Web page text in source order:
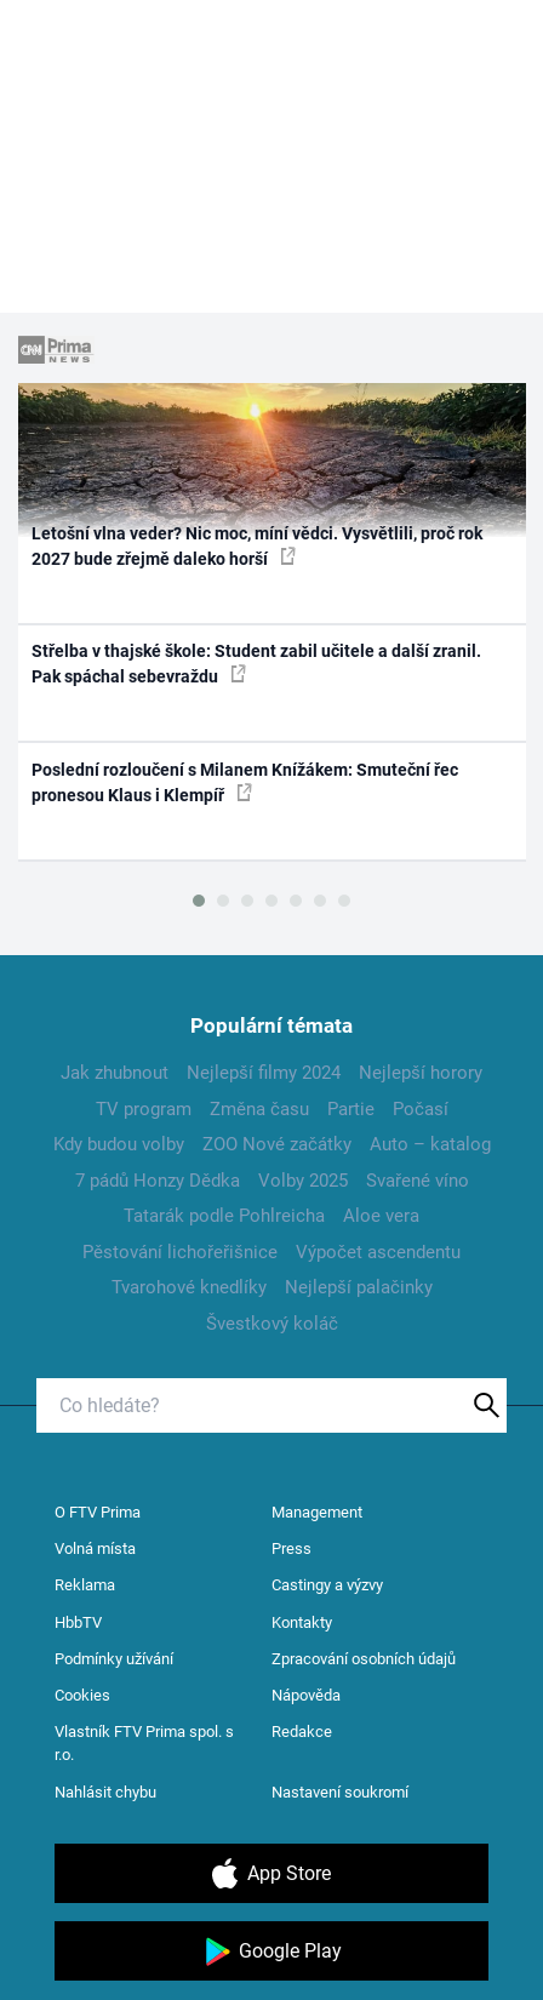
Letošní vlna veder? Nic moc, míní vědci. Vysvětlili, proč rok
2027 bude zřejmě daleko horší
Střelba v thajské škole: Student zabil učitele a další zranil.
Pak spáchal sebevraždu
Poslední rozloučení s Milanem Knížákem: Smuteční řec
pronesou Klaus i Klempíř
Populární témata
Jak zhubnout Nejlepší filmy 2024
Nejlepší horory
TV program
Změna času Partie
Počasí
Kdy budou volby
ZOO Nové začátky
Auto – katalog
7 pádů Honzy Dědka
Volby 2025
Svařené víno
Tatarák podle Pohlreicha
Aloe vera
Pěstování lichořeřišnice
Výpočet ascendentu
Tvarohové knedlíky
Nejlepší palačinky
Švestkový koláč
O FTV Prima Management
Volná místa Press
Reklama Castingy a výzvy
HbbTV Kontakty
Podmínky užívání Zpracování osobních údajů
Cookies Nápověda
Vlastník FTV Prima spol. s
r.o.
Redakce
Nahlásit chybu Nastavení soukromí
App Store
Google Play